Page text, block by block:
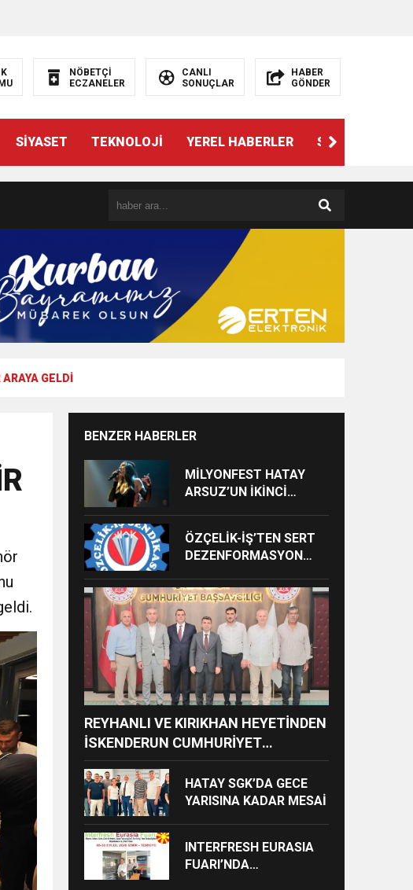
NÖBETÇİ
ECZANELER
CANLI
SONUÇLAR
HABER
GÖNDER
SİYASET TEKNOLOJİ YEREL HABERLER SPOR
GELDİ
BENZER HABERLER
MİLYONFEST HATAY
ARSUZ’UN İKİNCİ
ALACAK
ÖZÇELİK-İŞ’TEN SERT
DEZENFORMASYON
VE CEZAİ SÜREÇ
BAŞLATILDI”
REYHANLI VE KIRIKHAN HEYETİNDEN
İSKENDERUN CUMHURİYET
BAŞSAVCILIĞINA ZİYARET
HATAY SGK’DA GECE
YARISINA KADAR MESAİ
INTERFRESH EURASIA
FUARI’NDA